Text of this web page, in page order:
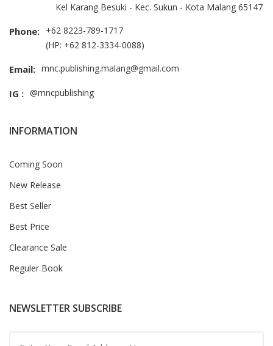
Kel Karang Besuki - Kec. Sukun - Kota Malang 65147
Phone: +62 8223-789-1717
(HP: +62 812-3334-0088)
Email: mnc.publishing.malang@gmail.com
IG : @mncpublishing
INFORMATION
Coming Soon
New Release
Best Seller
Best Price
Clearance Sale
Reguler Book
NEWSLETTER SUBSCRIBE